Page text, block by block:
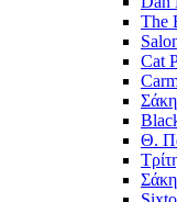
The
Cat
Θ.